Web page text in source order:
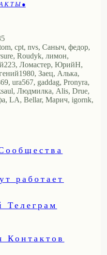
К Т Ы ●
cpt, nvs, Саныч, федор,
Roudyk, лимон,
Ломастер, ЮрийН,
Заец, Алька,
ura567, gaddag, Pronyra,
Людмилка, Alis, Drue,
LA, Bellar, Марич, igornk,
работает
Телеграм